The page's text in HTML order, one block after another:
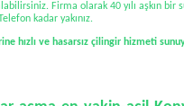
Firma olarak 40 yılı aşkın
kadar yakınız.
hızlı ve hasarsız çilingir hizmeti